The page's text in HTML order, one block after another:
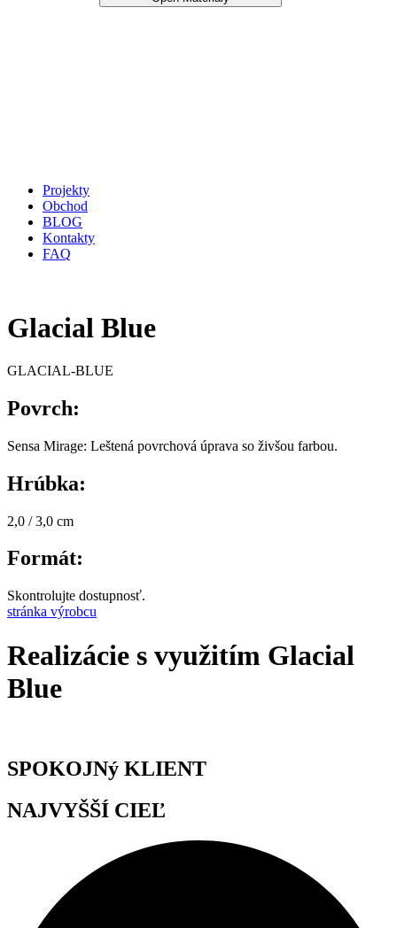
Projekty
Obchod
BLOG
Kontakty
FAQ
Glacial Blue
GLACIAL-BLUE
Povrch:
Sensa Mirage: Leštená povrchová úprava so živšou farbou.
Hrúbka:
2,0 / 3,0 cm
Formát:
Skontrolujte dostupnosť.
stránka výrobcu
Realizácie s využitím Glacial
Blue
SPOKOJNý KLIENT
NAJVYŠŠÍ CIEĽ